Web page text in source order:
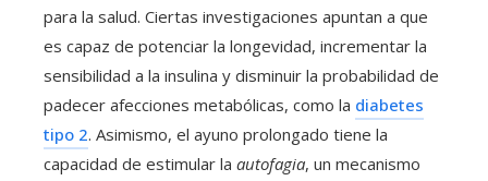
para la salud. Ciertas investigaciones apuntan a que
es capaz de potenciar la longevidad, incrementar la
sensibilidad a la insulina y disminuir la probabilidad de
padecer afecciones metabólicas, como la diabetes
tipo 2. Asimismo, el ayuno prolongado tiene la
capacidad de estimular la autofagia, un mecanismo